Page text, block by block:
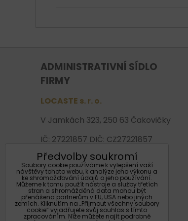
ADMINISTRATIVNÍ SÍDLO
FIRMY
LOCASTE s. r. o.
V Jamkách 323, 250 63 Čakovičky
IČ: 27221857 DIČ: CZ27221857
Tel: 602 130 680
E-mail: info@locaste.cz
Web-eshop: www.palacvina.cz
Číslo účtu: 2900252640/2010
Předvolby soukromí
Soubory cookie používáme k vylepšení vaší
návštěvy tohoto webu, k analýze jeho výkonu a
ke shromažďování údajů o jeho používání.
Můžeme k tomu použít nástroje a služby třetích
stran a shromážděná data mohou být
přenášena partnerům v EU, USA nebo jiných
zemích. Kliknutím na „Přijmout všechny soubory
cookie“ vyjadřujete svůj souhlas s tímto
zpracováním. Níže můžete najít podrobné